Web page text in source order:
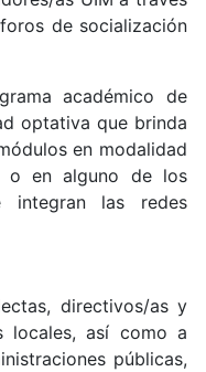
de socialización
académico de
optativa que brinda
en modalidad
o en alguno de los
integran las redes
directivos/as y
locales, así como a
públicas,